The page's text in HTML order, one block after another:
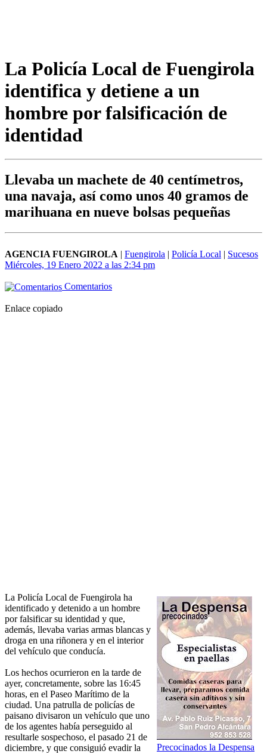
La Policía Local de Fuengirola
identifica y detiene a un
hombre por falsificación de
identidad
Llevaba un machete de 40 centímetros,
una navaja, así como unos 40 gramos de
marihuana en nueve bolsas pequeñas
AGENCIA FUENGIROLA | Fuengirola | Policía Local | Sucesos
Miércoles, 19 Enero 2022 a las 2:34 pm
Comentarios
Enlace copiado
Precocinados la Despensa
La Policía Local de Fuengirola ha
identificado y detenido a un hombre
por falsificar su identidad y que,
además, llevaba varias armas blancas y
droga en una riñonera y en el interior
del vehículo que conducía.
Los hechos ocurrieron en la tarde de
ayer, concretamente, sobre las 16:45
horas, en el Paseo Marítimo de la
ciudad. Una patrulla de policías de
paisano divisaron un vehículo que uno
de los agentes había perseguido al
resultarle sospechoso, el pasado 21 de
diciembre, y que consiguió evadir la